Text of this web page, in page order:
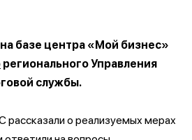
базе центра «Мой бизнес»
регионального Управления
службы.
о реализуемых мерах